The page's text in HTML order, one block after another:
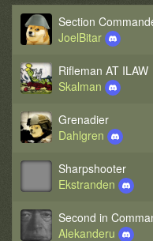
Section
JoelBitar
Rifleman AT ILAW
Skalman
Grenadier
Dahlgren
Sharpshooter
Ekstranden
Second in
Alekanderu